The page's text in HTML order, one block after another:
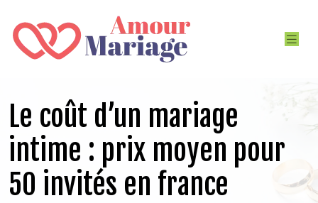
Le coût d’un mariage
intime : prix moyen pour
50 invités en france